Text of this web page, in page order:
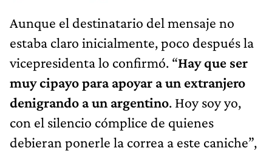
Aunque el destinatario del mensaje no
estaba claro inicialmente, poco después la
vicepresidenta lo confirmó. “Hay que ser
muy cipayo para apoyar a un extranjero
denigrando a un argentino. Hoy soy yo,
con el silencio cómplice de quienes
debieran ponerle la correa a este caniche”,